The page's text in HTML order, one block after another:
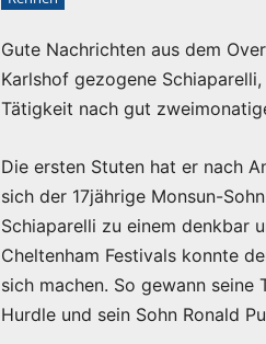
Gute Nachrichten aus dem
Karlshof gezogene
Tätigkeit nach gut
Die ersten Stuten hat er nach
sich der 17jährige Monsun-
Schiaparelli zu einem denkbar
Cheltenham Festivals konnte
sich machen. So gewann
Hurdle und sein Sohn Ronald